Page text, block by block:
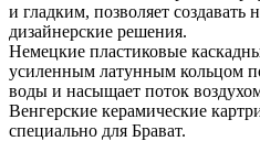
и гладким, позволяет
дизайнерские решения.
Немецкие пластиковые
усиленным латунным кольцом
воды и насыщает поток
Венгерские керамические
специально для Брават.